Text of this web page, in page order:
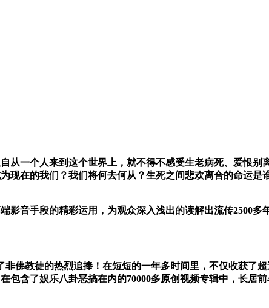
一个人来到这个世界上，就不得不感受生老病死、爱恨别
现在的我们？我们将何去何从？生死之间悲欢离合的命运是
音手段的精彩运用，为观众深入浅出的读解出流传2500多
佛教徒的热烈追捧！在短短的一年多时间里，不仅收获了
含了娱乐八卦恶搞在内的70000多原创视频专辑中，长居